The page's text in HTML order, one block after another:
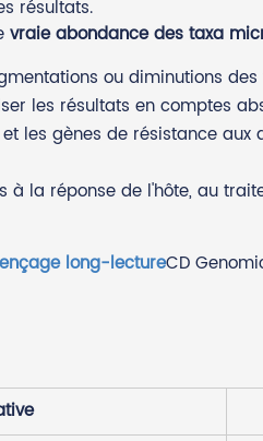
résultats.
vraie abondance des taxa
ou diminutions
les résultats en comptes
les gènes de résistance
la réponse de l'hôte, au
long-lectureCD